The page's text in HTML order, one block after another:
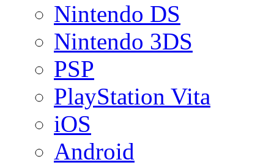
Nintendo DS
Nintendo 3DS
PSP
PlayStation Vita
iOS
Android